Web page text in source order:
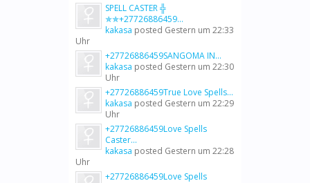
SPELL CASTER ╬
✯✯+27726886459...
kakasa posted Gestern um 22:33
Uhr
+27726886459SANGOMA IN...
kakasa posted Gestern um 22:30
Uhr
+27726886459True Love Spells...
kakasa posted Gestern um 22:29
Uhr
+27726886459Love Spells
Caster...
kakasa posted Gestern um 22:28
Uhr
+27726886459Love Spells